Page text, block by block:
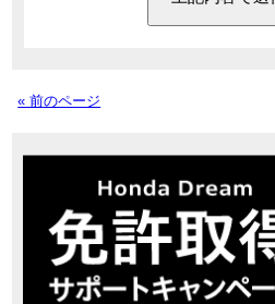
« 前のページ